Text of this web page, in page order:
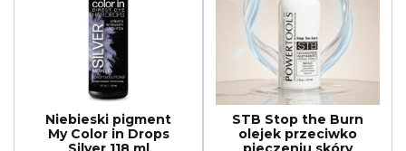
Niebieski pigment
My Color in Drops
STB Stop the Burn
olejek przeciwko